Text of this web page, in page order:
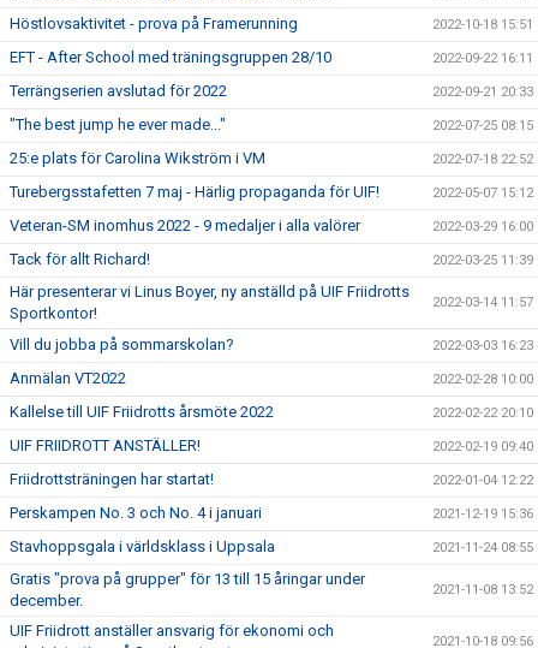
Höstlovsaktivitet - prova på Framerunning 2022-10-18 15:51
EFT - After School med träningsgruppen 28/10 2022-09-22 16:11
Terrängserien avslutad för 2022 2022-09-21 20:33
"The best jump he ever made..." 2022-07-25 08:15
25:e plats för Carolina Wikström i VM 2022-07-18 22:52
Turebergsstafetten 7 maj - Härlig propaganda för UIF! 2022-05-07 15:12
Veteran-SM inomhus 2022 - 9 medaljer i alla valörer 2022-03-29 16:00
Tack för allt Richard! 2022-03-25 11:39
Här presenterar vi Linus Boyer, ny anställd på UIF Friidrotts
Sportkontor!
2022-03-14 11:57
Vill du jobba på sommarskolan? 2022-03-03 16:23
Anmälan VT2022 2022-02-28 10:00
Kallelse till UIF Friidrotts årsmöte 2022 2022-02-22 20:10
UIF FRIIDROTT ANSTÄLLER! 2022-02-19 09:40
Friidrottsträningen har startat! 2022-01-04 12:22
Perskampen No. 3 och No. 4 i januari 2021-12-19 15:36
Stavhoppsgala i världsklass i Uppsala 2021-11-24 08:55
Gratis "prova på grupper" för 13 till 15 åringar under
december.
2021-11-08 13:52
UIF Friidrott anställer ansvarig för ekonomi och
2021-10-18 09:56